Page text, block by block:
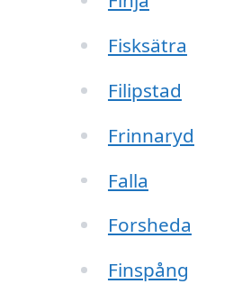
Fisksätra
Filipstad
Frinnaryd
Falla
Forsheda
Finspång